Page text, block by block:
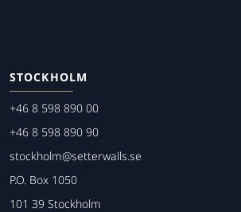
STOCKHOLM
+46 8 598 890 00
+46 8 598 890 90
stockholm@setterwalls.se
P.O. Box 1050
101 39 Stockholm